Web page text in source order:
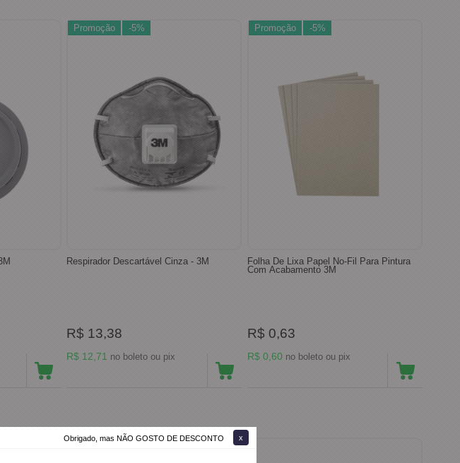
Obrigado, mas NÃO GOSTO DE DESCONTO
Promoção -5%
Respirador Descartável Cinza - 3M
R$ 13,38
R$ 12,71 no boleto ou pix
Promoção -5%
Folha De Lixa Papel No-Fil Para Pintura
Com Acabamento 3M
R$ 0,63
R$ 0,60 no boleto ou pix